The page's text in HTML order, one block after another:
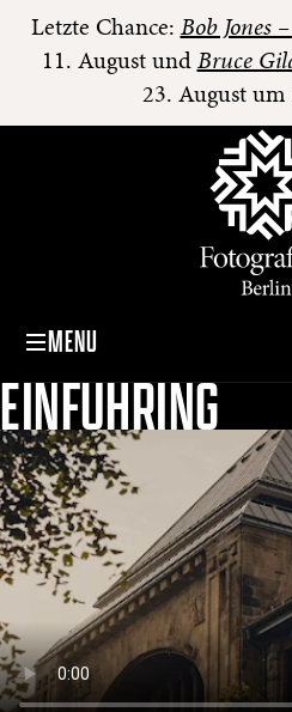
Letzte Chance: Bob Jones
11. August und Bruce
23. August um
MENU
EINFÜHRING